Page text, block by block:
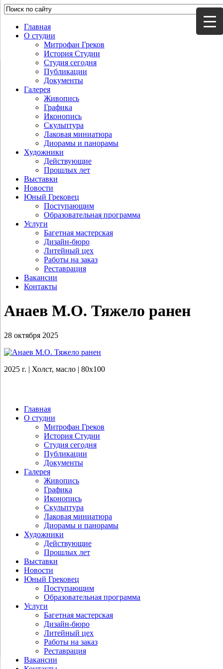
Главная
О студии
Митрофан Греков
История Студии
Студия сегодня
Публикации
Документы
Галерея
Живопись
Графика
Иконопись
Скульптура
Лаковая миниатюра
Диорамы и панорамы
Художники
Действующие
Прошлых лет
Выставки
Новости
Юный Грековец
Поступающим
Образовательная программа
Услуги
Багетная мастерская
Дизайн-бюро
Литейный цех
Работы на заказ
Реставрация
Вакансии
Контакты
Анаев М.О. Тяжело ранен
28 октября 2025
2025 г. | Холст, масло | 80х100
Главная
О студии
Митрофан Греков
История Студии
Студия сегодня
Публикации
Документы
Галерея
Живопись
Графика
Иконопись
Скульптура
Лаковая миниатюра
Диорамы и панорамы
Художники
Действующие
Прошлых лет
Выставки
Новости
Юный Грековец
Поступающим
Образовательная программа
Услуги
Багетная мастерская
Дизайн-бюро
Литейный цех
Работы на заказ
Реставрация
Вакансии